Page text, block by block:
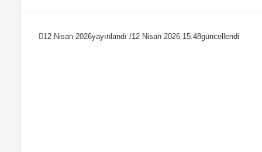
12 Nisan 2026yayınlandı /12 Nisan 2026 15:48güncellendi